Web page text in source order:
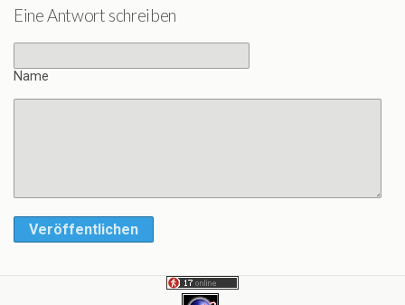
Eine Antwort schreiben
Name
Veröffentlichen